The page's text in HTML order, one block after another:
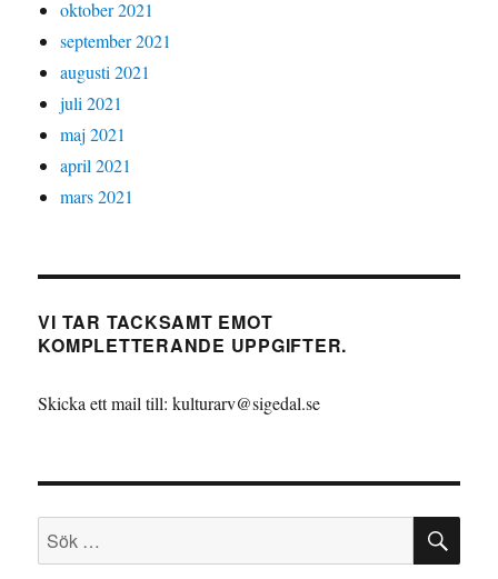
oktober 2021
september 2021
augusti 2021
juli 2021
maj 2021
april 2021
mars 2021
VI TAR TACKSAMT EMOT
KOMPLETTERANDE UPPGIFTER.
Skicka ett mail till: kulturarv@sigedal.se
Sök
efter:
SÖK